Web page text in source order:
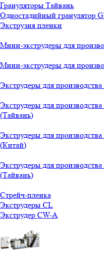
Грануляторы Тайвань
Одностадийный гранулятор
Экструзия пленки
Мини-экструдеры для
Мини-экструдеры для
Экструдеры для
Экструдеры для
(Тайвань)
Экструдеры для
(Китай)
Экструдеры для
(Тайвань)
Стрейч-пленка
Экструдеры CL
Экструдер CW-A